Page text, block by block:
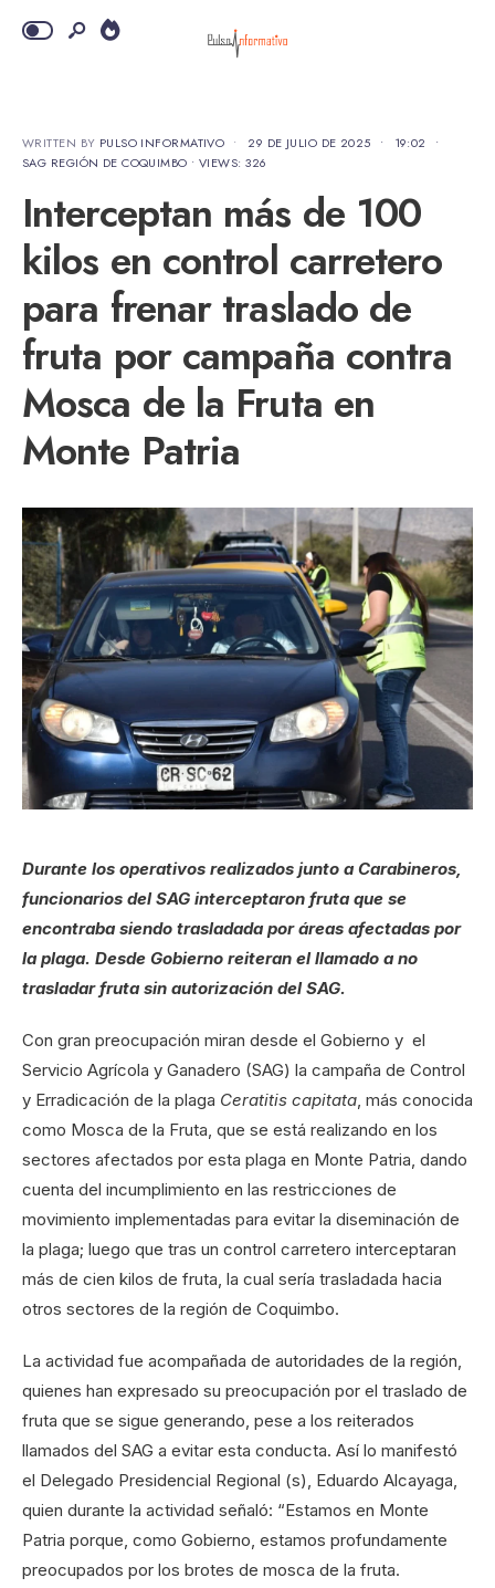
WRITTEN BY PULSO INFORMATIVO • 29 DE JULIO DE 2025 • 19:02
•
SAG REGIÓN DE COQUIMBO •VIEWS: 326
Interceptan más de 100
kilos en control carretero
para frenar traslado de
fruta por campaña contra
Mosca de la Fruta en
Monte Patria
Durante los operativos realizados junto a Carabineros,
funcionarios del SAG interceptaron fruta que se
encontraba siendo trasladada por áreas afectadas por
la plaga. Desde Gobierno reiteran el llamado a no
trasladar fruta sin autorización del SAG.
Con gran preocupación miran desde el Gobierno y el
Servicio Agrícola y Ganadero (SAG) la campaña de Control
y Erradicación de la plaga Ceratitis capitata, más conocida
como Mosca de la Fruta, que se está realizando en los
sectores afectados por esta plaga en Monte Patria, dando
cuenta del incumplimiento en las restricciones de
movimiento implementadas para evitar la diseminación de
la plaga; luego que tras un control carretero interceptaran
más de cien kilos de fruta, la cual sería trasladada hacia
otros sectores de la región de Coquimbo.
La actividad fue acompañada de autoridades de la región,
quienes han expresado su preocupación por el traslado de
fruta que se sigue generando, pese a los reiterados
llamados del SAG a evitar esta conducta. Así lo manifestó
el Delegado Presidencial Regional (s), Eduardo Alcayaga,
quien durante la actividad señaló: “Estamos en Monte
Patria porque, como Gobierno, estamos profundamente
preocupados por los brotes de mosca de la fruta.